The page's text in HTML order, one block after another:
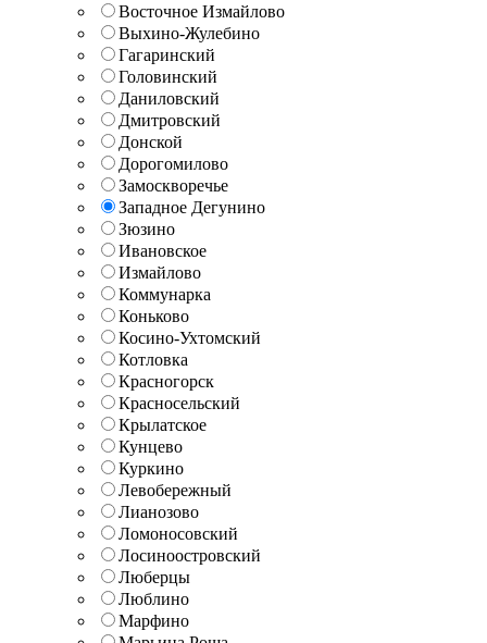
Восточное Измайлово
Выхино-Жулебино
Гагаринский
Головинский
Даниловский
Дмитровский
Донской
Дорогомилово
Замоскворечье
Западное Дегунино
Зюзино
Ивановское
Измайлово
Коммунарка
Коньково
Косино-Ухтомский
Котловка
Красногорск
Красносельский
Крылатское
Кунцево
Куркино
Левобережный
Лианозово
Ломоносовский
Лосиноостровский
Люберцы
Люблино
Марфино